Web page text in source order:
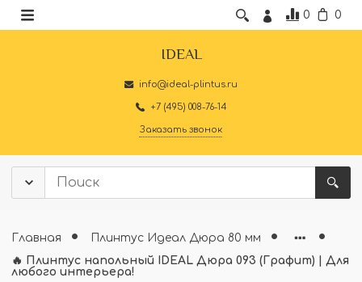
0 0
IDEAL
info@ideal-plintus.ru
+7 (495) 008-76-14
Заказать звонок
Главная
Плинтус Идеал Дюра 80 мм
🔥 Плинтус напольный IDEAL Дюра 093 (Графит) | Для
любого интерьера!